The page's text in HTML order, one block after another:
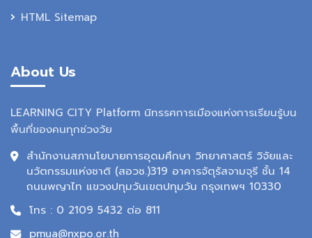
HTML Sitemap
About Us
LEARNING CITY Platform นิทรรศการเมืองแห่งการเรียนรู้บน
พื้นที่ของคนทุกช่วงวัย
สำนักงานสภานโยบายการอุดมศึกษา วิทยาศาสตร์ วิจัยและ
นวัตกรรมแห่งชาติ (สอวช.)319 อาคารจัตุรัสจามจุรี ชั้น 14
ถนนพญาไท แขวงปทุมวันเขตปทุมวัน กรุงเทพฯ 10330
โทร : 0 2109 5432 ต่อ 811
pmua@nxpo.or.th